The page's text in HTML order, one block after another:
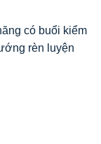
có buổi kiểm
rèn luyện